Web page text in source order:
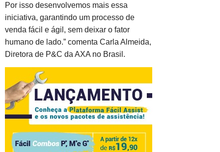
Por isso desenvolvemos mais essa
iniciativa, garantindo um processo de
venda fácil e ágil, sem deixar o fator
humano de lado.” comenta Carla Almeida,
Diretora de P&C da AXA no Brasil.